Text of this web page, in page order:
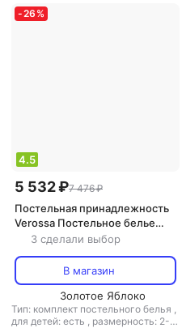
-26 %
4.5
5 532 ₽7 476 ₽
Постельная принадлежность
Verossa Постельное белье
Bronze 4630104473996
3 сделали выбор
В магазин
Золотое Яблоко
Тип: комплект постельного белья ,
для детей: есть , размерность: 2-